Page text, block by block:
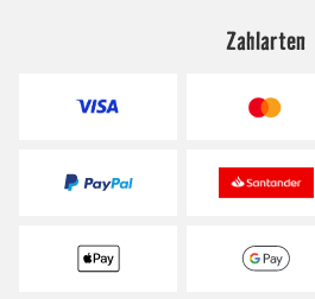
Zahlarten